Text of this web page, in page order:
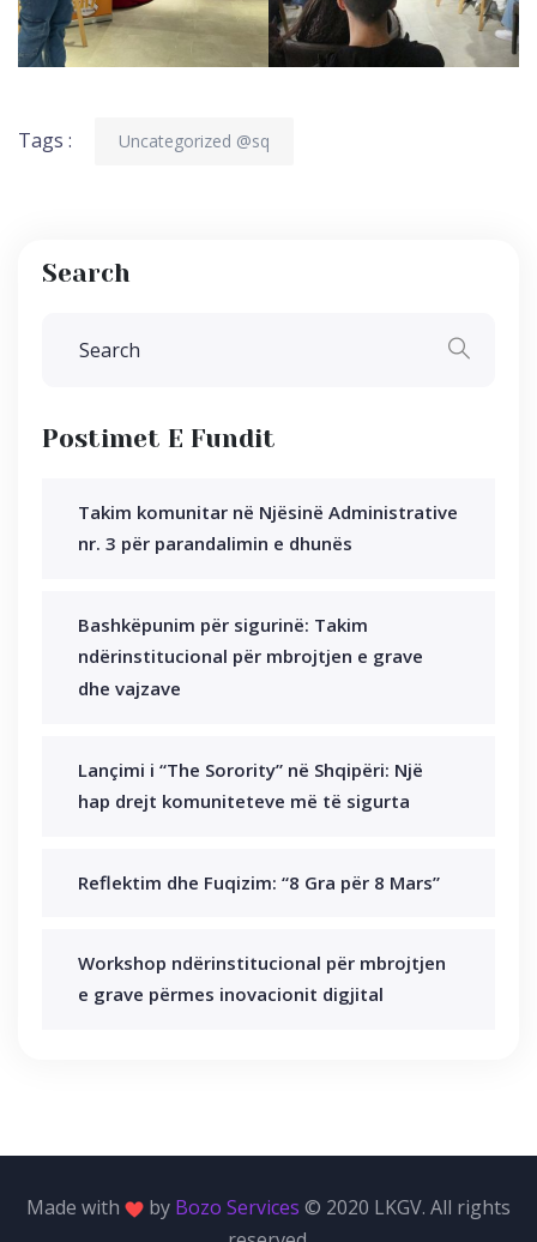
Tags : Uncategorized @sq
Search
Postimet E Fundit
Takim komunitar në Njësinë Administrative
nr. 3 për parandalimin e dhunës
Bashkëpunim për sigurinë: Takim
ndërinstitucional për mbrojtjen e grave
dhe vajzave
Lançimi i “The Sorority” në Shqipëri: Një
hap drejt komuniteteve më të sigurta
Reflektim dhe Fuqizim: “8 Gra për 8 Mars”
Workshop ndërinstitucional për mbrojtjen
e grave përmes inovacionit digjital
Made with by Bozo Services © 2020 LKGV. All rights